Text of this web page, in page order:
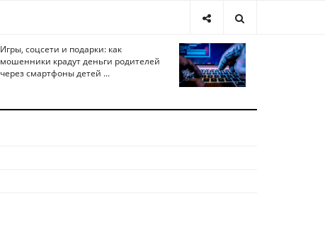
Игры, соцсети и подарки: как
мошенники крадут деньги родителей
через смартфоны детей ...